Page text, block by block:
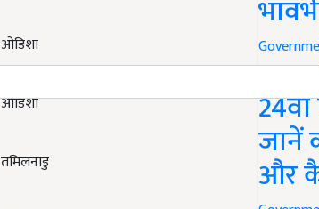
ओडिशा
ओडिशा
तमिलनाडु
PM
जानें
और